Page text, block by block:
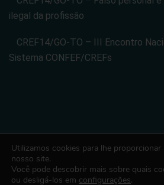
ilegal da profissão
CREF14/GO-TO – III Encontro
Sistema CONFEF/CREFs
CONSELHO REGIONAL DE EDUCACAO
CREF14/GO-TO. CNPJ:
Utilizamos cookies para lhe proporcionar
nosso site.
Você pode descobrir mais sobre quais
ou desligá-los em configurações.